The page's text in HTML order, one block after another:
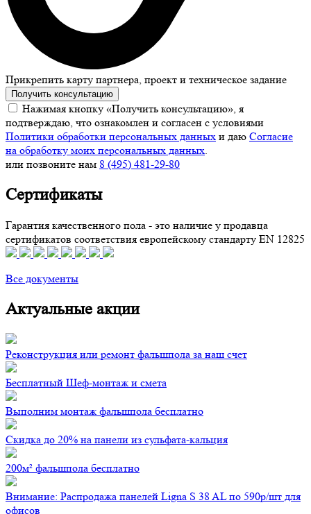
Прикрепить карту партнера, проект и техническое задание
Получить консультацию
Нажимая кнопку «Получить консультацию», я
подтверждаю, что ознакомлен и согласен с условиями
Политики обработки персональных данных и даю Согласие
на обработку моих персональных данных.
или позвоните нам 8 (495) 481-29-80
Сертификаты
Гарантия качественного пола - это наличие у продавца
сертификатов соответствия европейскому стандарту EN 12825
Все документы
Актуальные акции
Реконструкция или ремонт фальшпола за наш счет
Бесплатный Шеф-монтаж и смета
Выполним монтаж фальшпола бесплатно
Скидка до 20% на панели из сульфата-кальция
200м² фальшпола бесплатно
Внимание: Распродажа панелей Ligna S 38 AL по 590р/шт для
офисов